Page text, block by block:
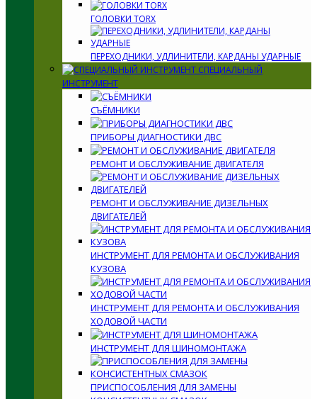
ГОЛОВКИ TORX
ПЕРЕХОДНИКИ, УДЛИНИТЕЛИ, КАРДАНЫ УДАРНЫЕ
СПЕЦИАЛЬНЫЙ
ИНСТРУМЕНТ
СЪЁМНИКИ
ПРИБОРЫ ДИАГНОСТИКИ ДВС
РЕМОНТ И ОБСЛУЖИВАНИЕ ДВИГАТЕЛЯ
РЕМОНТ И ОБСЛУЖИВАНИЕ ДИЗЕЛЬНЫХ
ДВИГАТЕЛЕЙ
ИНСТРУМЕНТ ДЛЯ РЕМОНТА И ОБСЛУЖИВАНИЯ
КУЗОВА
ИНСТРУМЕНТ ДЛЯ РЕМОНТА И ОБСЛУЖИВАНИЯ
ХОДОВОЙ ЧАСТИ
ИНСТРУМЕНТ ДЛЯ ШИНОМОНТАЖА
ПРИСПОСОБЛЕНИЯ ДЛЯ ЗАМЕНЫ